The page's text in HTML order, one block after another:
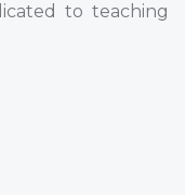
to teaching